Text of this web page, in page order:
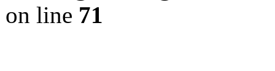
on line 71